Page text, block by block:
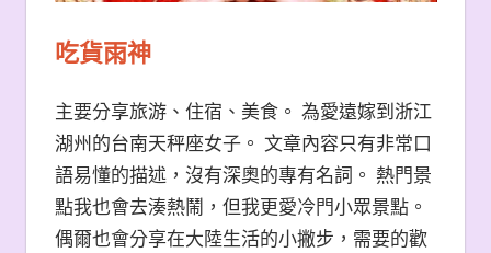
吃貨雨神
主要分享旅游、住宿、美食。 為愛遠嫁到浙江
湖州的台南天秤座女子。 文章內容只有非常口
語易懂的描述，沒有深奧的專有名詞。 熱門景
點我也會去湊熱鬧，但我更愛冷門小眾景點。
偶爾也會分享在大陸生活的小撇步，需要的歡